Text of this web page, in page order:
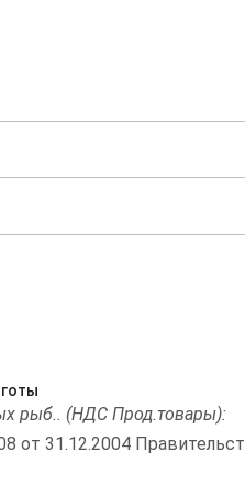
рыб.. (НДС Прод.товары):
от 31.12.2004